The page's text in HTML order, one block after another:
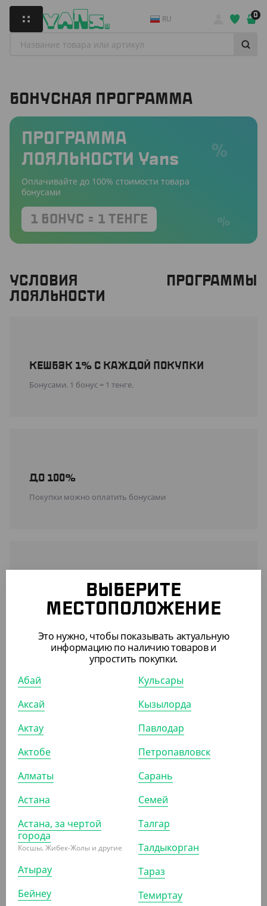
RU 0
БОНУСНАЯ ПРОГРАММА
Программа
лояльности Yans
Оплачивайте до 100% стоимости товара
бонусами
1 бонус = 1 тенге
УСЛОВИЯ ПРОГРАММЫ
ЛОЯЛЬНОСТИ
КЕШБЭК 1% С КАЖДОЙ ПОКУПКИ
Бонусами. 1 бонус = 1 тенге.
ДО 100%
Покупки можно оплатить бонусами
СРОК ДЕЙСТВИЯ НЕ ОГРАНИЧЕН
Если вы совершаете хотя бы одну покупку
КАК НАЧИСЛЯЮТСЯ БОНУСЫ
За покупки на сайте и в приложении
При заказах и физических, и юридических лиц
Начисляются в течение 5 дней после получения заказа
КАК УЗНАТЬ КОЛИЧЕСТВО
БОНУСОВ
В разделе «Бонусы» личного кабинета на сайте
КАК ТРАТИТЬ БОНУСЫ
Оформите заказ на сайте
Чтобы использовать бонусы при оформлении заказа,
ВЫБЕРИТЕ
МЕСТОПОЛОЖЕНИЕ
Это нужно, чтобы показывать актуальную
информацию по наличию товаров и
упростить покупки.
Абай
Аксай
Актау
Актобе
Алматы
Астана
Астана, за чертой
города
Косшы, Жибек-Жолы и другие
Атырау
Бейнеу
Кульсары
Кызылорда
Павлодар
Петропавловск
Сарань
Семей
Талгар
Талдыкорган
Тараз
Темиртау